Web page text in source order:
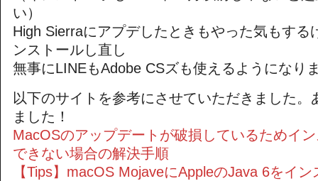
い）
High Sierraにアプデしたときもやった気もする
ンストールし直し
無事にLINEもAdobe CSズも使えるようになり
以下のサイトを参考にさせていただきました。
ました！
MacOSのアップデートが破損しているためイ
できない場合の解決手順
【Tips】macOS MojaveにAppleのJava 6をイ